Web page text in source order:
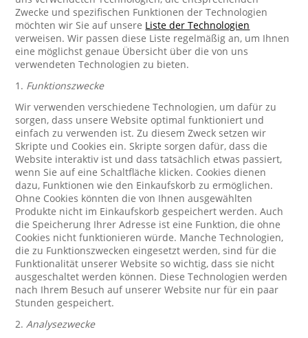
Zwecke und spezifischen Funktionen der Technologien
möchten wir Sie auf unsere Liste der Technologien
verweisen. Wir passen diese Liste regelmäßig an, um Ihnen
eine möglichst genaue Übersicht über die von uns
verwendeten Technologien zu bieten.
1. Funktionszwecke
Wir verwenden verschiedene Technologien, um dafür zu
sorgen, dass unsere Website optimal funktioniert und
einfach zu verwenden ist. Zu diesem Zweck setzen wir
Skripte und Cookies ein. Skripte sorgen dafür, dass die
Website interaktiv ist und dass tatsächlich etwas passiert,
wenn Sie auf eine Schaltfläche klicken. Cookies dienen
dazu, Funktionen wie den Einkaufskorb zu ermöglichen.
Ohne Cookies könnten die von Ihnen ausgewählten
Produkte nicht im Einkaufskorb gespeichert werden. Auch
die Speicherung Ihrer Adresse ist eine Funktion, die ohne
Cookies nicht funktionieren würde. Manche Technologien,
die zu Funktionszwecken eingesetzt werden, sind für die
Funktionalität unserer Website so wichtig, dass sie nicht
ausgeschaltet werden können. Diese Technologien werden
nach Ihrem Besuch auf unserer Website nur für ein paar
Stunden gespeichert.
2.Analysezwecke